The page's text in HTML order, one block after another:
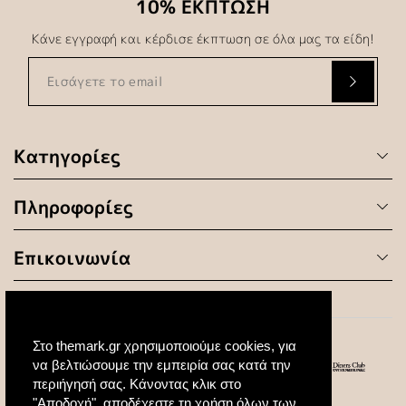
Στο themark.gr χρησιμοποιούμε cookies, για
να βελτιώσουμε την εμπειρία σας κατά την
περιήγησή σας. Κάνοντας κλικ στο
Κατηγορίες
Πληροφορίες
Επικοινωνία
10% ΕΚΠΤΩΣΗ
Κάνε εγγραφή και κέρδισε έκπτωση σε όλα μας τα είδη!